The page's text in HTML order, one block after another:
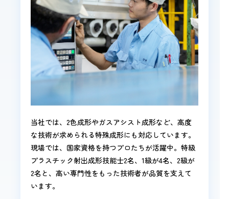
当社では、2色成形やガスアシスト成形など、高度
な技術が求められる特殊成形にも対応しています。
現場では、国家資格を持つプロたちが活躍中。特級
プラスチック射出成形技能士2名、1級が4名、2級が
2名と、高い専門性をもった技術者が品質を支えて
います。